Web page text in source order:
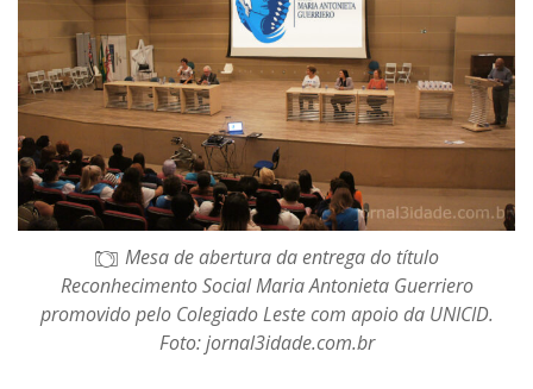
Mesa de abertura da entrega do título
Reconhecimento Social Maria Antonieta Guerriero
promovido pelo Colegiado Leste com apoio da UNICID.
Foto: jornal3idade.com.br